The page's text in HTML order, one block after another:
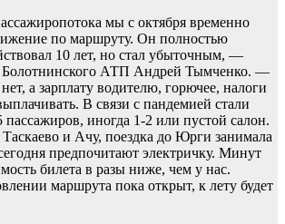
мы с октября временно
по маршруту. Он полностью
10 лет, но стал убыточным, —
Болотнинского АТП Андрей Тымченко. —
а зарплату водителю, горючее, налоги
В связи с пандемией стали
пассажиров, иногда 1-2 или пустой салон.
Таскаево и Ачу, поездка до Юрги занимала
предпочитают электричку. Минут
билета в разы ниже, чем у нас.
маршрута пока открыт, к лету будет